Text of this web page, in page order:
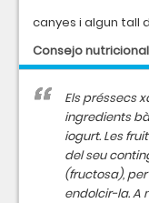
canyes i algun tall
Consejo nutricional
Els préssecs
ingredients
iogurt. Les
del seu
(fructosa),
endolcir-la. A